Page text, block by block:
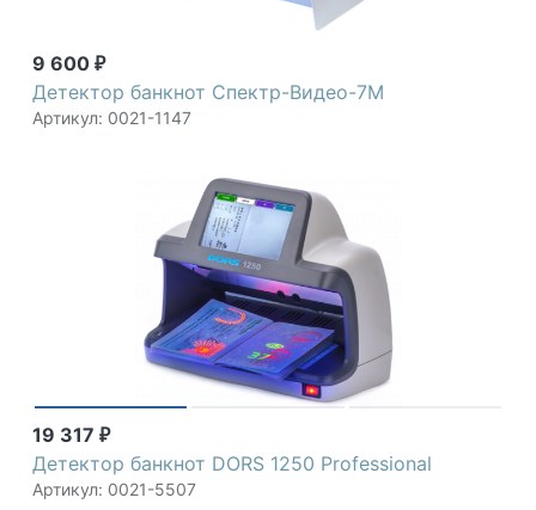
9 600 ₽
Детектор банкнот Спектр-Видео-7М
Артикул: 0021-1147
19 317 ₽
Детектор банкнот DORS 1250 Professional
Артикул: 0021-5507